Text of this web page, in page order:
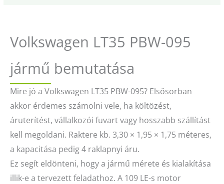
Volkswagen LT35 PBW-095
jármű bemutatása
Mire jó a Volkswagen LT35 PBW-095? Elsősorban
akkor érdemes számolni vele, ha költözést,
áruterítést, vállalkozói fuvart vagy hosszabb szállítást
kell megoldani. Raktere kb. 3,30 × 1,95 × 1,75 méteres,
a kapacitása pedig 4 raklapnyi áru.
Ez segít eldönteni, hogy a jármű mérete és kialakítása
illik-e a tervezett feladathoz. A 109 LE-s motor